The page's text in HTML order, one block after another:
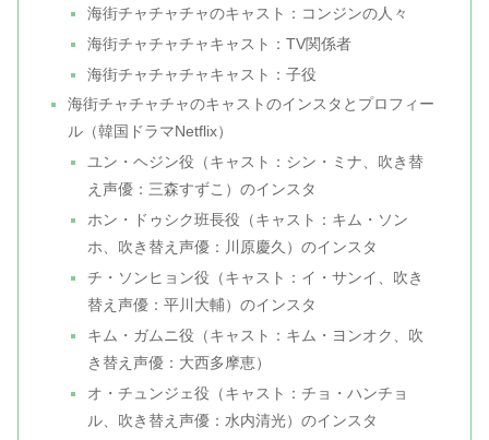
海街チャチャチャのキャスト：コンジンの人々
海街チャチャチャキャスト：TV関係者
海街チャチャチャキャスト：子役
海街チャチャチャのキャストのインスタとプロフィー
ル（韓国ドラマNetflix）
ユン・ヘジン役（キャスト：シン・ミナ、吹き替
え声優：三森すずこ）のインスタ
ホン・ドゥシク班長役（キャスト：キム・ソン
ホ、吹き替え声優：川原慶久）のインスタ
チ・ソンヒョン役（キャスト：イ・サンイ、吹き
替え声優：平川大輔）のインスタ
キム・ガムニ役（キャスト：キム・ヨンオク、吹
き替え声優：大西多摩恵）
オ・チュンジェ役（キャスト：チョ・ハンチョ
ル、吹き替え声優：水内清光）のインスタ